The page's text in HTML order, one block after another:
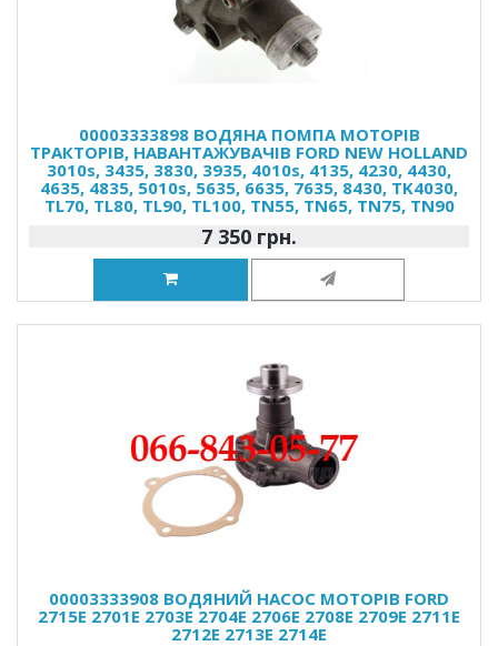
00003333898 ВОДЯНА ПОМПА МОТОРІВ
ТРАКТОРІВ, НАВАНТАЖУВАЧІВ FORD NEW HOLLAND
3010s, 3435, 3830, 3935, 4010s, 4135, 4230, 4430,
4635, 4835, 5010s, 5635, 6635, 7635, 8430, TK4030,
TL70, TL80, TL90, TL100, TN55, TN65, TN75, TN90
7 350 грн.
00003333908 ВОДЯНИЙ НАСОС МОТОРІВ FORD
2715E 2701E 2703E 2704E 2706E 2708E 2709E 2711E
2712E 2713E 2714E